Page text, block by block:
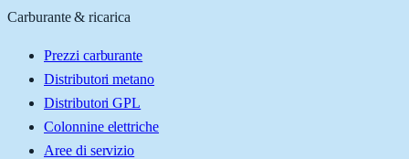
Carburante & ricarica
Prezzi carburante
Distributori metano
Distributori GPL
Colonnine elettriche
Aree di servizio